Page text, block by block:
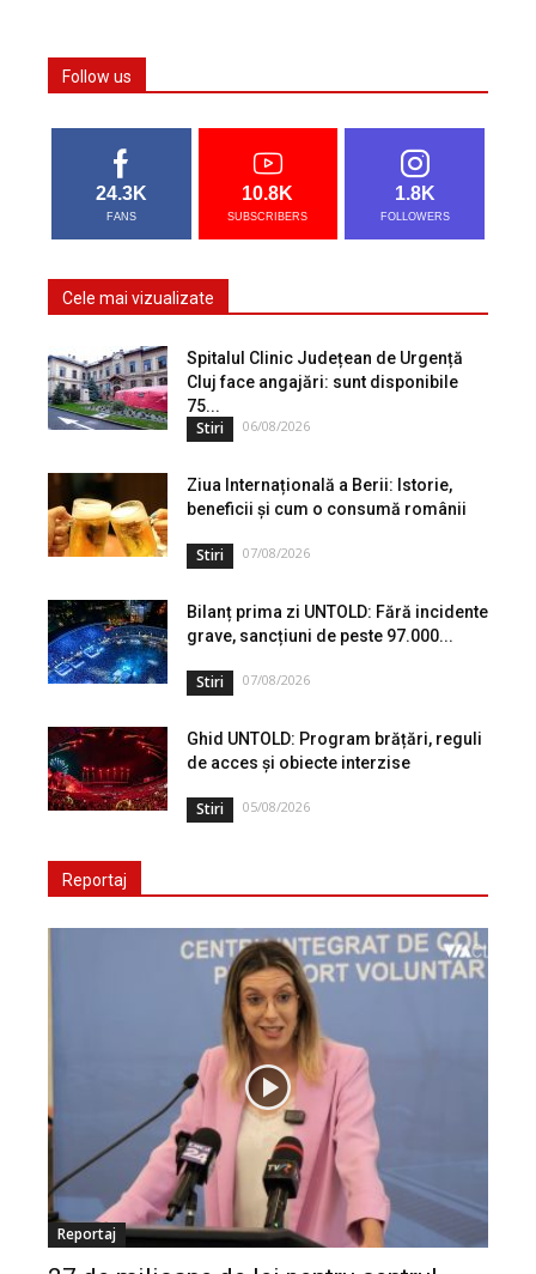
Follow us
24.3K
FANS
10.8K
SUBSCRIBERS
1.8K
FOLLOWERS
Cele mai vizualizate
Spitalul Clinic Județean de Urgență
Cluj face angajări: sunt disponibile
75...
Stiri 06/08/2026
Ziua Internațională a Berii: Istorie,
beneficii și cum o consumă românii
Stiri 07/08/2026
Bilanț prima zi UNTOLD: Fără incidente
grave, sancțiuni de peste 97.000...
Stiri 07/08/2026
Ghid UNTOLD: Program brățări, reguli
de acces și obiecte interzise
Stiri 05/08/2026
Reportaj
Reportaj